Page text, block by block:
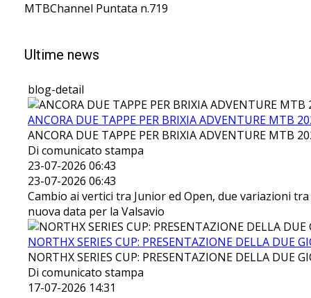
MTBChannel Puntata n.719
Ultime news
blog-detail
ANCORA DUE TAPPE PER BRIXIA ADVENTURE MTB
ANCORA DUE TAPPE PER BRIXIA ADVENTURE MTB
Di comunicato stampa
23-07-2026 06:43
23-07-2026 06:43
Cambio ai vertici tra Junior ed Open, due variazioni
nuova data per la Valsavio
NORTHX SERIES CUP: PRESENTAZIONE DELLA DUE
NORTHX SERIES CUP: PRESENTAZIONE DELLA DUE
Di comunicato stampa
17-07-2026 14:31